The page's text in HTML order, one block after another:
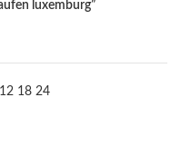
luxemburg”
12 18 24